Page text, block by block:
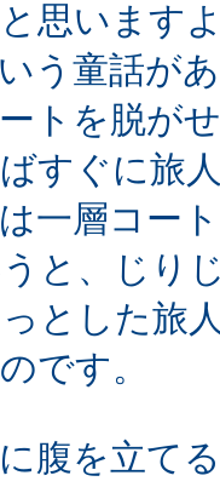
思います
う童話が
トを脱が
すぐに旅
一層コー
と、じり
とした旅
です。
腹を立て